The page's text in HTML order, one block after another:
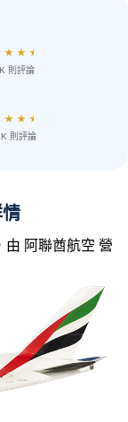
★ ★ ★
則評論
★ ★ ★
則評論
由 阿聯酋航空 營